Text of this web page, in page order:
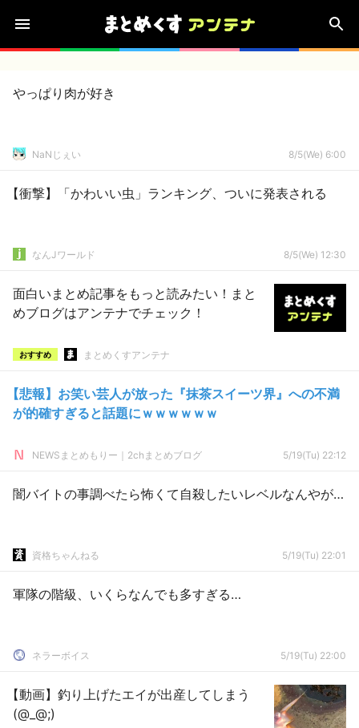
やっぱり肉が好き
NaNじぇい 8/5(We) 6:00
【衝撃】「かわいい虫」ランキング、ついに発表される
なんJワールド 8/5(We) 12:30
面白いまとめ記事をもっと読みたい！まと
めブログはアンテナでチェック！
おすすめ まとめくすアンテナ
【悲報】お笑い芸人が放った『抹茶スイーツ界』への不満
が的確すぎると話題にｗｗｗｗｗｗ
NEWSまとめもりー｜2chまとめブログ 5/19(Tu) 22:12
闇バイトの事調べたら怖くて自殺したいレベルなんやが…
資格ちゃんねる 5/19(Tu) 22:01
軍隊の階級、いくらなんでも多すぎる…
ネラーボイス 5/19(Tu) 22:00
【動画】釣り上げたエイが出産してしまう
(@_@;)